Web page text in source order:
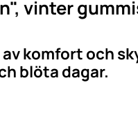
vinter
komfort och
blöta dagar.